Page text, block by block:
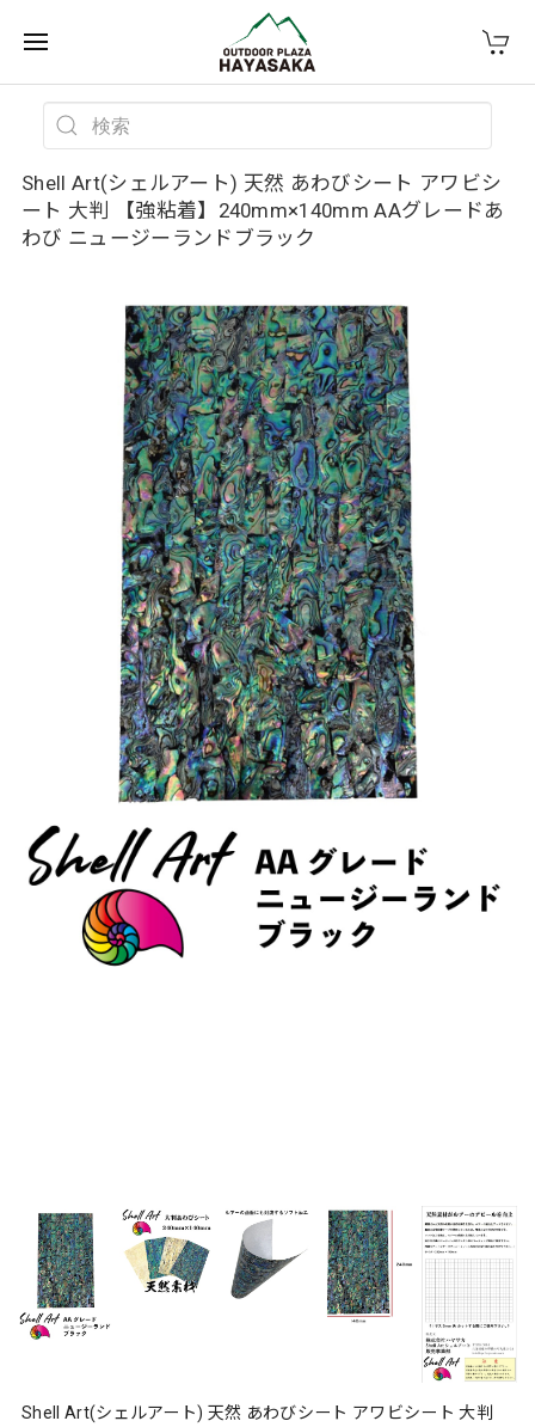
Shell Art(シェルアート) 天然 あわびシート アワビシ
ート 大判 【強粘着】240mm×140mm AAグレードあ
わび ニュージーランドブラック
Shell Art(シェルアート) 天然 あわびシート アワビシート 大判